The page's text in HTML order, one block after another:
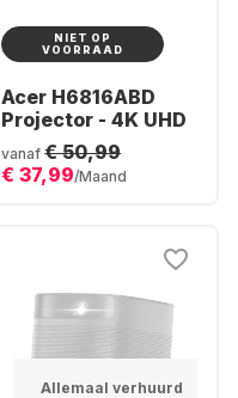
NIET OP
VOORRAAD
Acer H6816ABD
Projector - 4K UHD
vanaf € 50,99
€ 37,99/Maand
Allemaal verhuurd